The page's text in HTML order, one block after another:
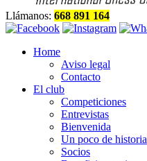
Llámanos: 668 891 164
Home
Aviso legal
Contacto
El club
Competiciones
Entrevistas
Bienvenida
Un poco de historia
Socios